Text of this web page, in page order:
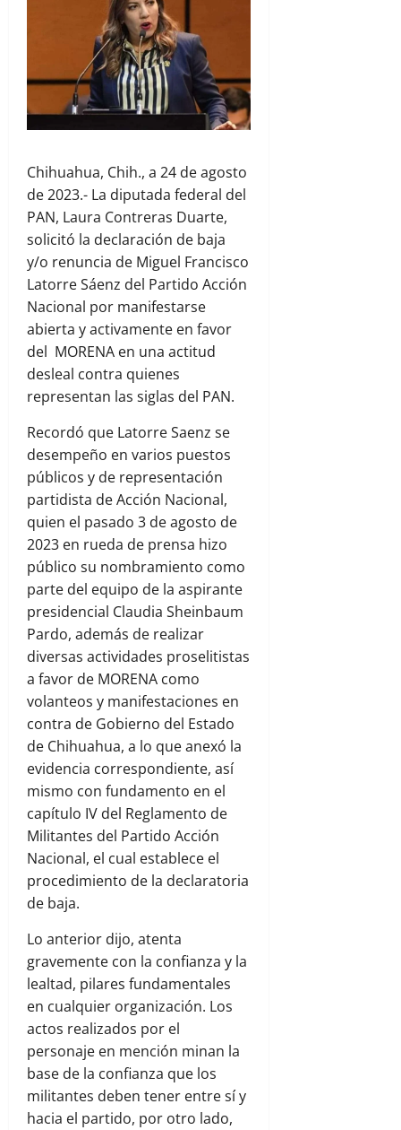
Chihuahua, Chih., a 24 de agosto
de 2023.- La diputada federal del
PAN, Laura Contreras Duarte,
solicitó la declaración de baja
y/o renuncia de Miguel Francisco
Latorre Sáenz del Partido Acción
Nacional por manifestarse
abierta y activamente en favor
del MORENA en una actitud
desleal contra quienes
representan las siglas del PAN.
Recordó que Latorre Saenz se
desempeño en varios puestos
públicos y de representación
partidista de Acción Nacional,
quien el pasado 3 de agosto de
2023 en rueda de prensa hizo
público su nombramiento como
parte del equipo de la aspirante
presidencial Claudia Sheinbaum
Pardo, además de realizar
diversas actividades proselitistas
a favor de MORENA como
volanteos y manifestaciones en
contra de Gobierno del Estado
de Chihuahua, a lo que anexó la
evidencia correspondiente, así
mismo con fundamento en el
capítulo IV del Reglamento de
Militantes del Partido Acción
Nacional, el cual establece el
procedimiento de la declaratoria
de baja.
Lo anterior dijo, atenta
gravemente con la confianza y la
lealtad, pilares fundamentales
en cualquier organización. Los
actos realizados por el
personaje en mención minan la
base de la confianza que los
militantes deben tener entre sí y
hacia el partido, por otro lado,